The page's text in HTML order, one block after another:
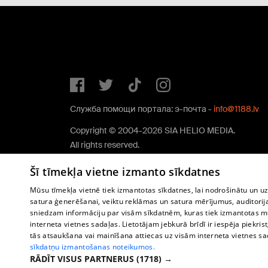
Служба помощи портала: э-почта - info@1188.lv
Copyright © 2004-2026 SIA HELIO MEDIA.
All rights reserved.
Šī tīmekļa vietne izmanto sīkdatnes
Mūsu tīmekļa vietnē tiek izmantotas sīkdatnes, lai nodrošinātu un
satura ģenerēšanai, veiktu reklāmas un satura mērījumus,
sniedzam informāciju par visām sīkdatnēm, kuras tiek izmantotas
interneta vietnes sadaļas. Lietotājam jebkurā brīdī ir iespēja
tās atsaukšana vai mainīšana attiecas uz visām interneta vietnes
sīkdatņu izmantošanas noteikumos.
RĀDĪT VISUS PARTNERUS (1718) →